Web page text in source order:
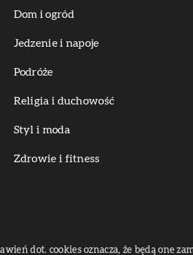
Dom i ogród
Jedzenie i napoje
Podróże
Religia i duchowość
Styl i moda
Zdrowie i fitness
dot. cookies oznacza, że będą one